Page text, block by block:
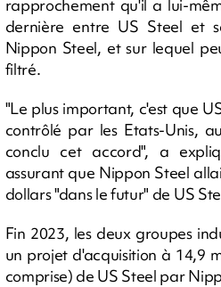
rapprochement qu'il a lui-
dernière entre US Steel et
Nippon Steel, et sur lequel
filtré.
"Le plus important, c'est que
contrôlé par les Etats-Unis,
conclu cet accord", a
assurant que Nippon Steel
dollars "dans le futur" de US
Fin 2023, les deux groupes
un projet d'acquisition à 14,9
comprise) de US Steel par